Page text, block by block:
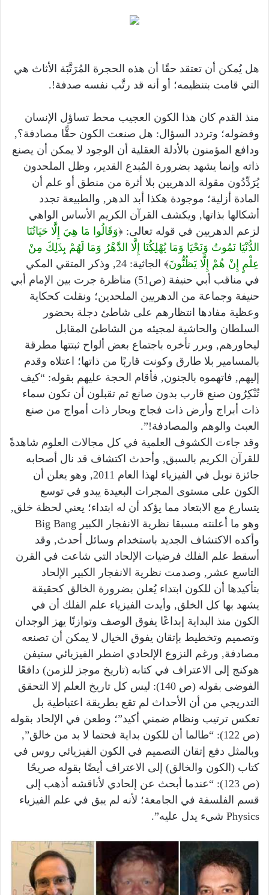
هل يُمكن أن تعتقد حقًا أن هذه الحجرة المُرَتَّبَة الأثاث هي
التي قامت بتنظيمه؛ أو أنه قد رتَّب نفسه صدفة!.
منذ القدم كان هذا الكون العجيب محط تساؤل الإنسان
وفضوله؛ وتردد السؤال: هل صنعت الكون حقًّا مصادفة؟,
ودافع المؤمنون بالأدلة العقلية أن الوجود لا يمكن أن يصنع
ذاته وإنما يشهد بضرورة المُبدع القدير، وظل الملحدون
يُرَدِّدُون مقولة الدهريين بلا أثرة من منطق أو علم أن
المادة أزلية؛ موجودة هكذا أبد الدهر, والطبيعة تجدد
أشكالها بذاتها, ويكشف القرآن الكريم الأساس الواهي
لزعم الدهريين في قوله تعالى: ﴿وَقَالُوا مَا هِيَ إِلَّا حَيَاتُنَا
الدُّنْيَا نَمُوتُ وَنَحْيَا وَمَا يُهْلِكُنَا إِلَّا الدَّهْرُ وَمَا لَهُمْ بِذَلِكَ مِنْ
عِلْمٍ إِنْ هُمْ إِلَّا يَظُنُّونَ
﴾ الجاثية: 24, وذكر المتقي المكي
في مناقب أبي حنيفة (ص51) مناظرة جرت بين الإمام أبي
حنيفة وجماعة من الدهريين الملحدين؛ ونقلت كحكاية
وعظية مفادها انتظارهم على شاطئ دجلة بحضور
السلطان والحاشية لمجيئه من الشاطئ المقابل
ليحاورهم, وبرر تأخره باجتماع بعض ألواح ثبتتها مطرقة
بالمسامير بلا طارق وكونت قاربًا من ذاتها؛ اعتلاه وقدم
إليهم, فاتهموه بالجنون, فأقام الحجة عليهم بقوله: “كيف
تُنْكِرُون صنع قارب بدون صانع ثم تقبلون أن تكون سماء
ذات أبراج وأرض ذات فجاج وبحار ذات أمواج من صنع
العبث والوهم والمصادفة!”‏.
وقد جاءت الكشوف العلمية في كل مجالات العلوم شاهدةً
للقرآن الكريم بالسبق, وأحدث اكتشاف قد نال أصحابه
جائزة نوبل في الفيزياء لهذا العام 2011, وهو يعلن أن
الكون على مستوى المجرات البعيدة يبدو في توسع
يتسارع مع الابتعاد مما يؤكد أن له ابتداء؛ يعني لحظة خلق,
وهو ما أعلنته مسبقا نظرية الانفجار الكبير Big Bang
وأكده الاكتشاف الجديد باستخدام وسائل أحدث, وقد
أسقط علم الفلك فرضيات الإلحاد التي شاعت في القرن
التاسع عشر, وصدمت نظرية الانفجار الكبير الإلحاد
بتأكيدها أن للكون ابتداء يُعلن بضرورة الخالق كحقيقة
يشهد بها كل الخلق, وأيدت الفيزياء علم الفلك أن في
الكون منذ البداية إبداعًا يفوق الوصف وتوازنًا يهز الوجدان
وتصميم وتخطيط بإتقان يفوق الخيال لا يمكن أن تصنعه
مصادفة, ورغم النزوع الإلحادي اضطر الفيزيائي ستيفن
هوكنج إلى الاعتراف في كتابه (تاريخ موجز للزمن) دافعًا
الفوضى بقوله (ص 140): ليس كل تاريخ العلم إلا التحقق
التدريجي من أن الأحداث لم تقع بطريقة اعتباطية بل
تعكس ترتيب ونظام ضمني أكيد”؛ وطعن في الإلحاد بقوله
(ص 122): “طالما أن للكون بداية فحتما لا بد من خالق”,
وبالمثل دفع إتقان التصميم في الكون الفيزيائي روس في
كتاب (الكون والخالق) إلى الاعتراف أيضًا بقوله صريحًا
(ص 123): “عندما أبحث عن إلحادي لأناقشه أذهب إلى
قسم الفلسفة في الجامعة؛ لأنه لم يبق في علم الفيزياء
Physics شيء يدل عليه”.